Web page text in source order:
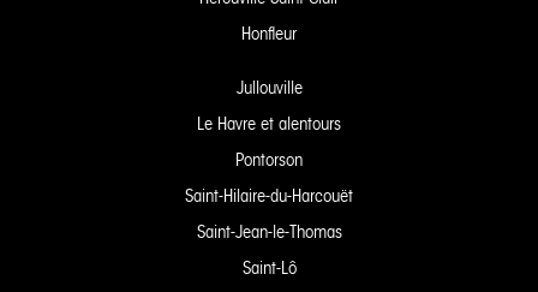
Honfleur
Jullouville
Le Havre et alentours
Pontorson
Saint-Hilaire-du-Harcouët
Saint-Jean-le-Thomas
Saint-Lô